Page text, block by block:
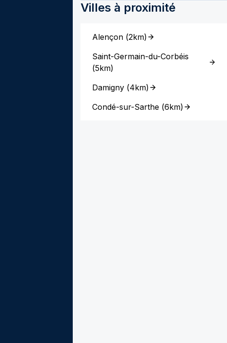
Villes à proximité
Alençon (2km)
Saint-Germain-du-Corbéis
(5km)
Damigny (4km)
Condé-sur-Sarthe (6km)